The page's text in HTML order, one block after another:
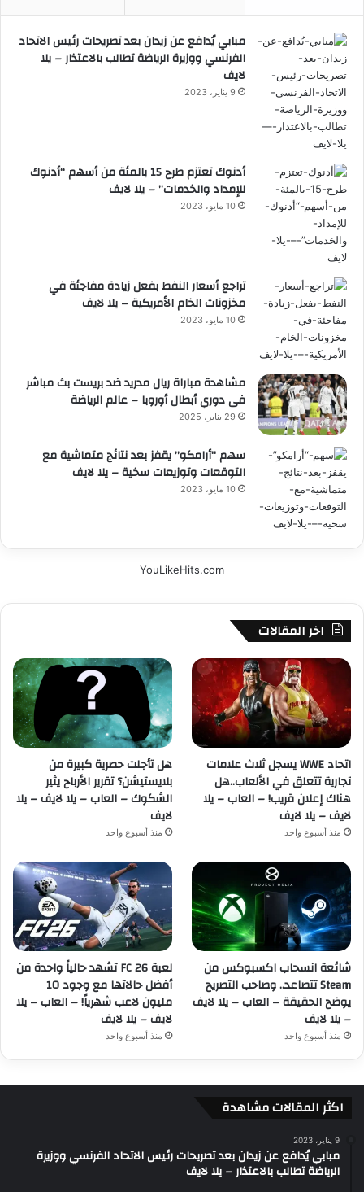
مبابي يُدافع عن زيدان بعد تصريحات رئيس الاتحاد
الفرنسي ووزيرة الرياضة تطالب بالاعتذار – يلا
لايف
9 يناير، 2023
أدنوك تعتزم طرح 15 بالمئة من أسهم “أدنوك
للإمداد والخدمات” – يلا لايف
10 مايو، 2023
تراجع أسعار النفط بفعل زيادة مفاجئة في
مخزونات الخام الأمريكية – يلا لايف
10 مايو، 2023
مشاهدة مباراة ريال مدريد ضد بريست بث مباشر
فى دوري أبطال أوروبا – عالم الرياضة
29 يناير، 2025
سهم “أرامكو” يقفز بعد نتائج متماشية مع
التوقعات وتوزيعات سخية – يلا لايف
10 مايو، 2023
YouLikeHits.com
اخر المقالات
اتحاد WWE يسجل ثلاث علامات
تجارية تتعلق في الألعاب..هل
هناك إعلان قريب! – العاب – يلا
لايف – يلا لايف
منذ أسبوع واحد
هل تأجلت حصرية كبيرة من
بلايستيشن؟ تقرير الأرباح يثير
الشكوك – العاب – يلا لايف – يلا
لايف
منذ أسبوع واحد
شائعة انسحاب اكسبوكس من
Steam تتصاعد.. وصاحب التصريح
يوضح الحقيقة – العاب – يلا لايف
– يلا لايف
منذ أسبوع واحد
لعبة FC 26 تشهد حالياً واحدة من
أفضل حالاتها مع وجود 10
مليون لاعب شهرياً! – العاب – يلا
لايف – يلا لايف
منذ أسبوع واحد
اكثر المقالات مشاهدة
9 يناير، 2023
مبابي يُدافع عن زيدان بعد تصريحات رئيس الاتحاد الفرنسي ووزيرة
الرياضة تطالب بالاعتذار – يلا لايف